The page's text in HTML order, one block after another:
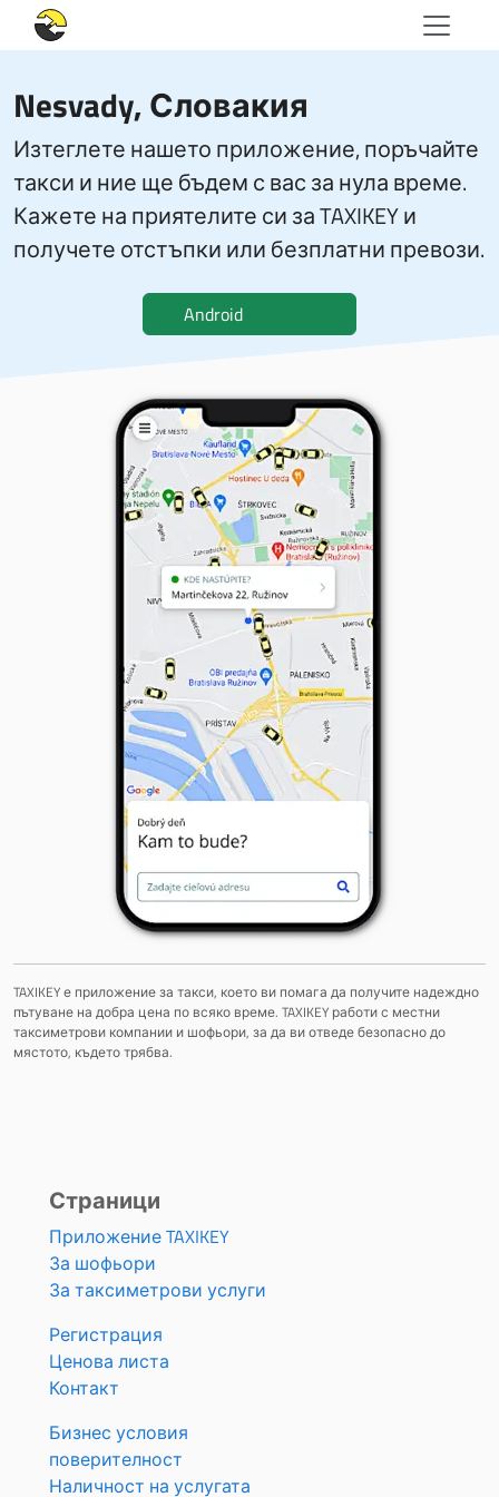
Nesvady, Словакия
Изтеглете нашето приложение, поръчайте
такси и ние ще бъдем с вас за нула време.
Кажете на приятелите си за TAXIKEY и
получете отстъпки или безплатни превози.
Android
TAXIKEY е приложение за такси, което ви помага да получите надеждно
пътуване на добра цена по всяко време. TAXIKEY работи с местни
таксиметрови компании и шофьори, за да ви отведе безопасно до
мястото, където трябва.
Страници
Приложение TAXIKEY
За шофьори
За таксиметрови услуги
Регистрация
Ценова листа
Контакт
Бизнес условия
поверителност
Наличност на услугата